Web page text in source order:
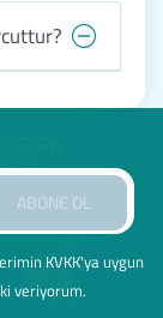
ABONE OL
KVKK'ya uygun
veriyorum.